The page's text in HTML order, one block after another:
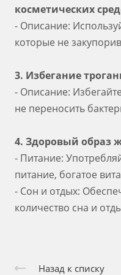
косметических
- Описание:
которые не
3. Избегание
- Описание:
не переносить
4. Здоровый образ
- Питание:
питание, богатое
- Сон и отдых:
количество сна и
Назад к списку